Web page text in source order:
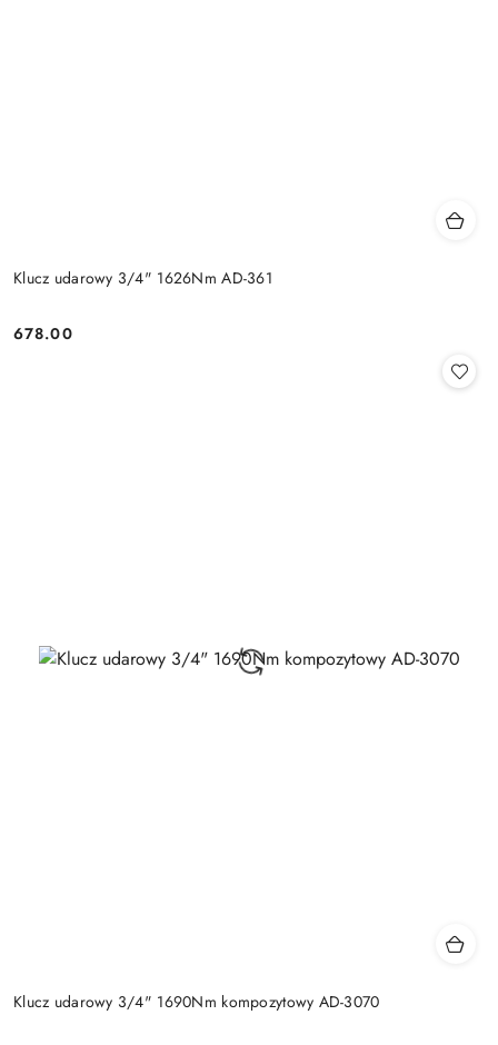
Klucz udarowy 3/4" 1626Nm AD-361
Cena:
678.00
Klucz udarowy 3/4" 1690Nm kompozytowy AD-3070